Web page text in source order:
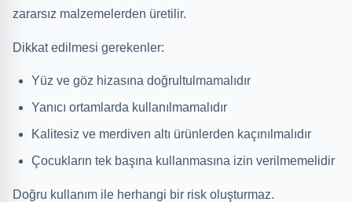
zararsız malzemelerden üretilir.
Dikkat edilmesi gerekenler:
Yüz ve göz hizasına doğrultulmamalıdır
Yanıcı ortamlarda kullanılmamalıdır
Kalitesiz ve merdiven altı ürünlerden kaçınılmalıdır
Çocukların tek başına kullanmasına izin verilmemelidir
Doğru kullanım ile herhangi bir risk oluşturmaz.